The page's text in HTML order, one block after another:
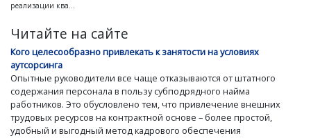
реализации ква...
Читайте на сайте
Кого целесообразно привлекать к занятости на условиях
аутсорсинга
Опытные руководители все чаще отказываются от штатного
содержания персонала в пользу субподрядного найма
работников. Это обусловлено тем, что привлечение внешних
трудовых ресурсов на контрактной основе – более простой,
удобный и выгодный метод кадрового обеспечения